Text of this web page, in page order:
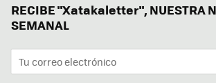
RECIBE "Xatakaletter", NUESTRA
SEMANAL